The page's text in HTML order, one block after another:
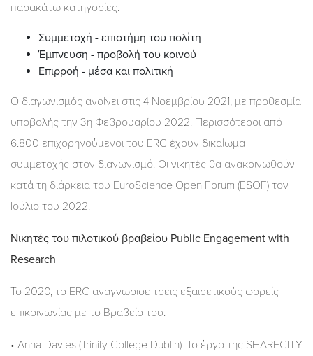
παρακάτω κατηγορίες:
Συμμετοχή - επιστήμη του πολίτη
Έμπνευση - προβολή του κοινού
Επιρροή - μέσα και πολιτική
Ο διαγωνισμός ανοίγει στις 4 Νοεμβρίου 2021, με προθεσμία
υποβολής την 3η Φεβρουαρίου 2022. Περισσότεροι από
6.800 επιχορηγούμενοι του ERC έχουν δικαίωμα
συμμετοχής στον διαγωνισμό. Οι νικητές θα ανακοινωθούν
κατά τη διάρκεια του EuroScience Open Forum (ESOF) τον
Ιούλιο του 2022.
Νικητές του πιλοτικού βραβείου Public Engagement with
Research
Το 2020, το ERC αναγνώρισε τρεις εξαιρετικούς φορείς
επικοινωνίας με το Βραβείο του:
• Anna Davies (Trinity College Dublin). Το έργο της SHARECITY